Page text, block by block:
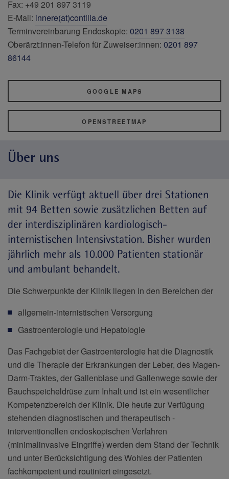
Fax: +49 201 897 3119
E-Mail: innere(at)contilia.de
Terminvereinbarung Endoskopie: 0201 897 3138
Oberärzt:innen-Telefon für Zuweiser:innen: 0201 897
86144
GOOGLE MAPS
OPENSTREETMAP
Über uns
Die Klinik verfügt aktuell über drei Stationen
mit 94 Betten sowie zusätzlichen Betten auf
der interdisziplinären kardiologisch-
internistischen Intensivstation. Bisher wurden
jährlich mehr als 10.000 Patienten stationär
und ambulant behandelt.
Die Schwerpunkte der Klinik liegen in den Bereichen der
allgemein-internistischen Versorgung
Gastroenterologie und Hepatologie
Das Fachgebiet der Gastroenterologie hat die Diagnostik
und die Therapie der Erkrankungen der Leber, des Magen-
Darm-Traktes, der Gallenblase und Gallenwege sowie der
Bauchspeicheldrüse zum Inhalt und ist ein wesentlicher
Kompetenzbereich der Klinik. Die heute zur Verfügung
stehenden diagnostischen und therapeutisch -
interventionellen endoskopischen Verfahren
(minimalinvasive Eingriffe) werden dem Stand der Technik
und unter Berücksichtigung des Wohles der Patienten
fachkompetent und routiniert eingesetzt.